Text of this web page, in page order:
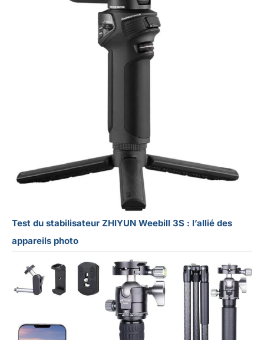
Test du stabilisateur ZHIYUN Weebill 3S : l’allié des
appareils photo